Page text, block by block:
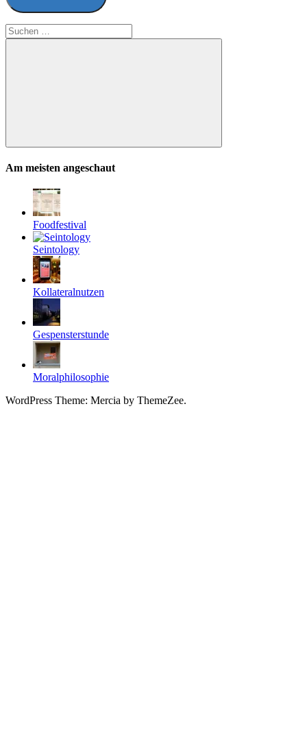
Suchen
nach:
Suchen
Am meisten angeschaut
Foodfestival
Seintology
Kollateralnutzen
Gespensterstunde
Moralphilosophie
WordPress Theme: Mercia by ThemeZee.